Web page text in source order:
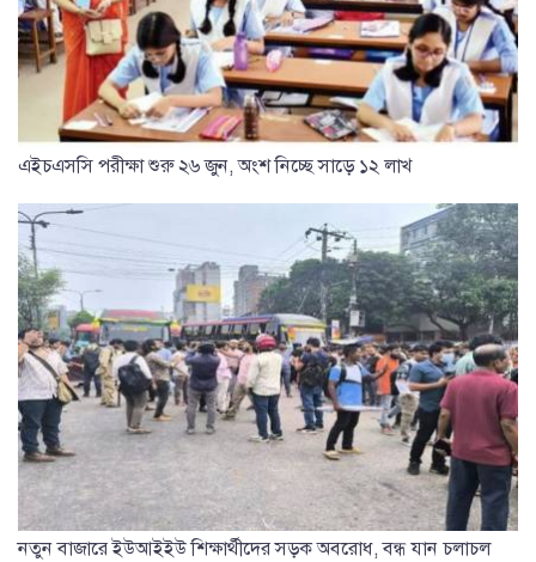
এইচএসসি পরীক্ষা শুরু ২৬ জুন, অংশ নিচ্ছে সাড়ে ১২ লাখ
নতুন বাজারে ইউআইইউ শিক্ষার্থীদের সড়ক অবরোধ, বন্ধ যান চলাচল